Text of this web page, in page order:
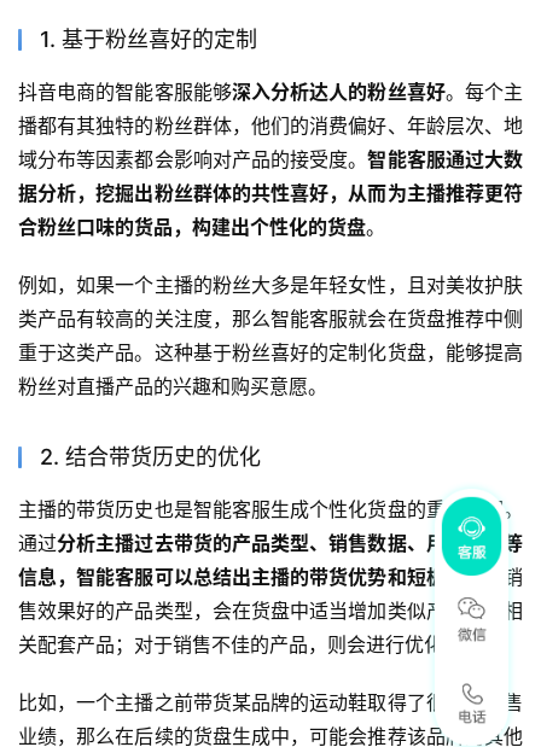
1. 基于粉丝喜好的定制
抖音电商的智能客服能够深入分析达人的粉丝喜好。每个主
播都有其独特的粉丝群体，他们的消费偏好、年龄层次、地
域分布等因素都会影响对产品的接受度。智能客服通过大数
据分析，挖掘出粉丝群体的共性喜好，从而为主播推荐更符
合粉丝口味的货品，构建出个性化的货盘。
例如，如果一个主播的粉丝大多是年轻女性，且对美妆护肤
类产品有较高的关注度，那么智能客服就会在货盘推荐中侧
重于这类产品。这种基于粉丝喜好的定制化货盘，能够提高
粉丝对直播产品的兴趣和购买意愿。
2. 结合带货历史的优化
主播的带货历史也是智能客服生成个性化货盘的重要依据。
通过分析主播过去带货的产品类型、销售数据、用户反馈等
信息，智能客服可以总结出主播的带货优势和短板
。对于销
售效果好的产品类型，会在货盘中适当增加类似产品或者相
关配套产品；对于销售不佳的产品，则会进行优化调整。
比如，一个主播之前带货某品牌的运动鞋取得了很好的销售
业绩，那么在后续的货盘生成中，可能会推荐该品牌的其他